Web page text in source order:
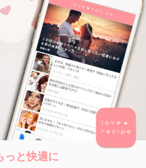
っと快適に